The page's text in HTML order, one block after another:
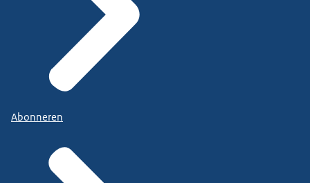
Abonneren